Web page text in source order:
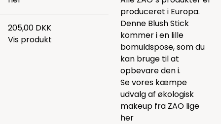
205,00 DKK
Vis produkt
produceret i Europa.
Denne Blush Stick
kommer i en lille
bomuldspose, som du
kan bruge til at
opbevare den i.
Se vores kæmpe
udvalg af økologisk
makeup fra ZAO lige
her